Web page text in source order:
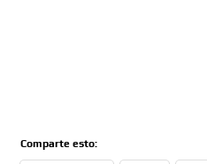
Comparte esto: